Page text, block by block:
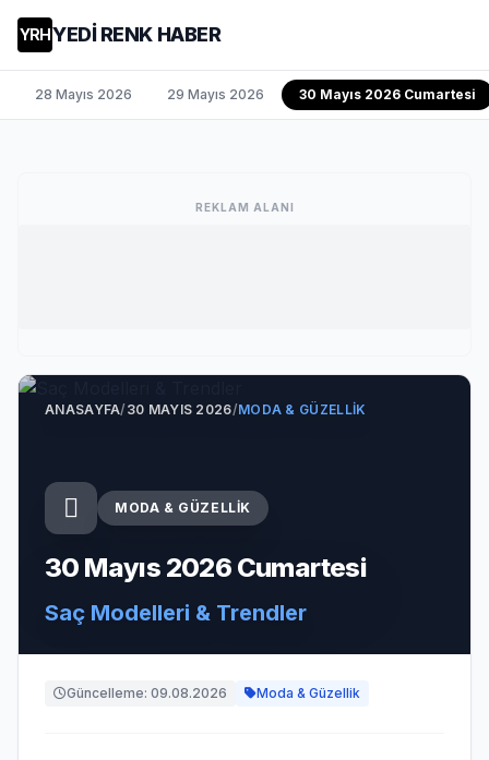
YRHYEDİ RENK HABER
28 Mayıs 2026 29 Mayıs 2026 30 Mayıs 2026 Cumartesi
REKLAM ALANI
ANASAYFA/30 MAYIS 2026/MODA & GÜZELLIK
MODA & GÜZELLIK
30 Mayıs 2026 Cumartesi
Saç Modelleri & Trendler
Güncelleme: 09.08.2026 Moda & Güzellik